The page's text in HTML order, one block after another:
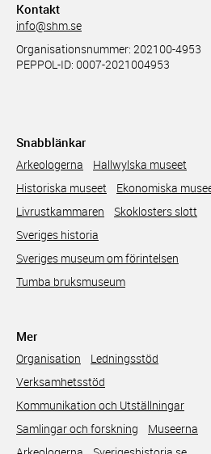
Kontakt
info@shm.se
Organisationsnummer: 202100-4953
PEPPOL-ID: 0007-2021004953
Snabblänkar
Arkeologerna
Hallwylska museet
Historiska museet
Ekonomiska
Livrustkammaren
Skoklosters slott
Sveriges historia
Sveriges museum om förintelsen
Tumba bruksmuseum
Mer
Organisation
Ledningsstöd
Verksamhetsstöd
Kommunikation och Utställningar
Samlingar och forskning
Museerna